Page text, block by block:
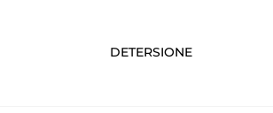
DETERSIONE